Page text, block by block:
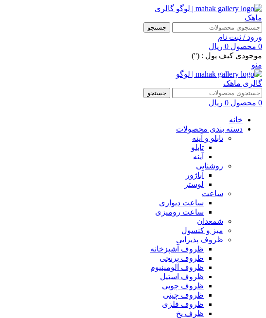
جستجو
ورود / ثبت نام
0 محصول 0 ریال
موجودی کیف پول : ('')
منو
جستجو
0 محصول 0 ریال
خانه
دسته بندی محصولات
تابلو و آینه
تابلو
آینه
روشنایی
آباژور
لوستر
ساعت
ساعت دیواری
ساعت رومیزی
شمعدان
میز و کنسول
ظروف پذیرایی
ظروف آشپزخانه
ظروف برنجی
ظروف آلومینیوم
ظروف استیل
ظروف چوبی
ظروف چینی
ظروف فلزی
ظرف یخ